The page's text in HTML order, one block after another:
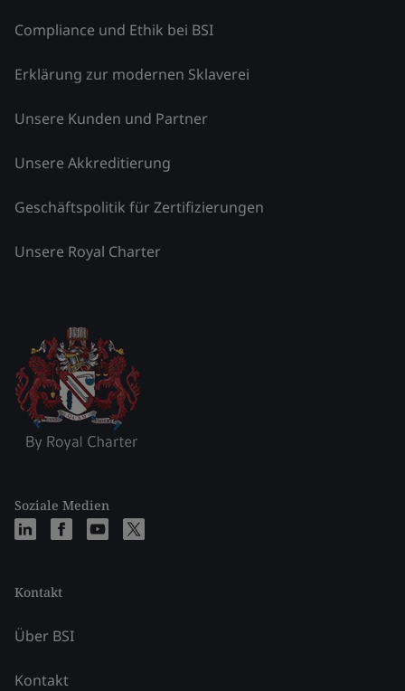
Compliance und Ethik bei BSI
Erklärung zur modernen Sklaverei
Unsere Kunden und Partner
Unsere Akkreditierung
Geschäftspolitik für Zertifizierungen
Unsere Royal Charter
Soziale Medien
Kontakt
Über BSI
Kontakt